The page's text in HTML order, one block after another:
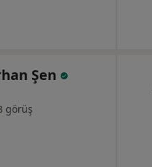
Şen
görüş